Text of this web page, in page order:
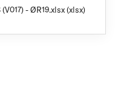
- ØR19.xlsx (xlsx)